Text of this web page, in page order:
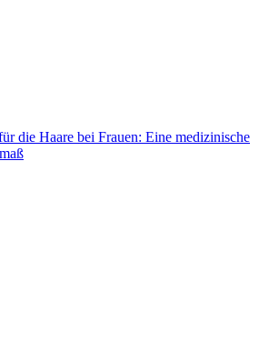
die Haare bei Frauen: Eine medizinische